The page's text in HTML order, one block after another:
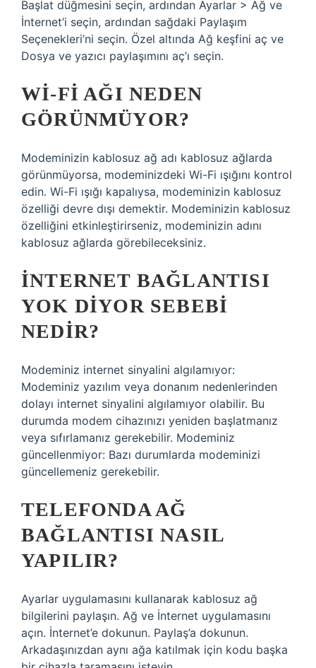
Başlat düğmesini seçin, ardından Ayarlar > Ağ ve
İnternet’i seçin, ardından sağdaki Paylaşım
Seçenekleri’ni seçin. Özel altında Ağ keşfini aç ve
Dosya ve yazıcı paylaşımını aç’ı seçin.
WI-FI AĞI NEDEN
GÖRÜNMÜYOR?
Modeminizin kablosuz ağ adı kablosuz ağlarda
görünmüyorsa, modeminizdeki Wi-Fi ışığını kontrol
edin. Wi-Fi ışığı kapalıysa, modeminizin kablosuz
özelliği devre dışı demektir. Modeminizin kablosuz
özelliğini etkinleştirirseniz, modeminizin adını
kablosuz ağlarda görebileceksiniz.
İNTERNET BAĞLANTISI
YOK DIYOR SEBEBI
NEDIR?
Modeminiz internet sinyalini algılamıyor:
Modeminiz yazılım veya donanım nedenlerinden
dolayı internet sinyalini algılamıyor olabilir. Bu
durumda modem cihazınızı yeniden başlatmanız
veya sıfırlamanız gerekebilir. Modeminiz
güncellenmiyor: Bazı durumlarda modeminizi
güncellemeniz gerekebilir.
TELEFONDA AĞ
BAĞLANTISI NASIL
YAPILIR?
Ayarlar uygulamasını kullanarak kablosuz ağ
bilgilerini paylaşın. Ağ ve İnternet uygulamasını
açın. İnternet’e dokunun. Paylaş’a dokunun.
Arkadaşınızdan aynı ağa katılmak için kodu başka